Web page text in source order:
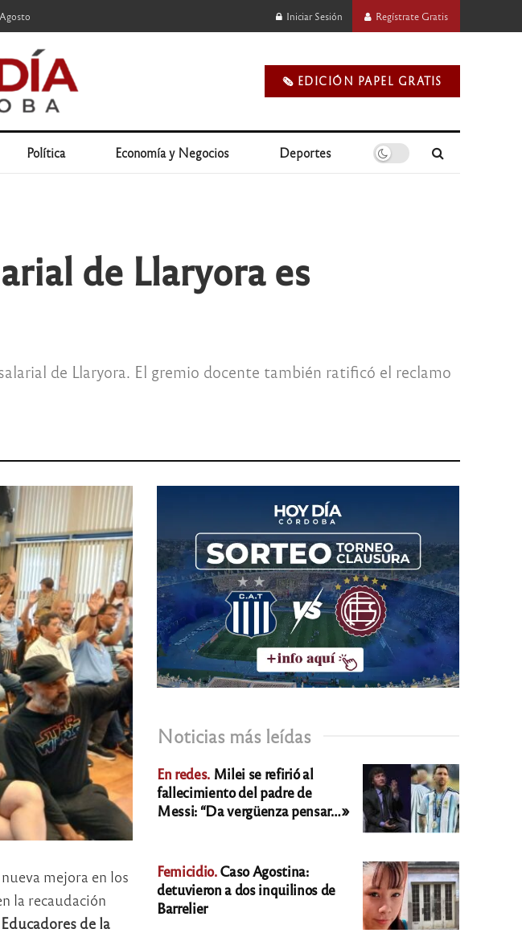
Iniciar Sesión Regístrate Gratis
🗞️ EDICIÓN PAPEL GRATIS
Política Economía y Negocios Deportes
de Llaryora es
de Llaryora. El gremio docente también ratificó el reclamo
mejora en los
la recaudación
de la
Noticias más leídas
En redes. Milei se refirió al
fallecimiento del padre de
Messi: “Da vergüenza pensar…»
Femicidio.Caso Agostina:
detuvieron a dos inquilinos de
Barrelier